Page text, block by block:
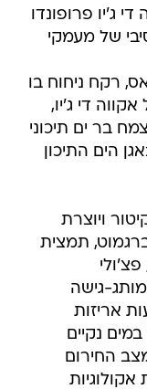
ג'יו פרופונדו
של מעמקי
רקח ניחוח בו
די ג'יו,
בר ים תיכוני
הים התיכון
ויוצרת
ברגמוט, תמצית
גישה
אריזות
נקיים
החירום